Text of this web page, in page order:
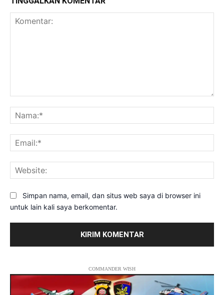
Simpan nama, email, dan situs web saya di browser ini
untuk lain kali saya berkomentar.
COMMANDER WISH